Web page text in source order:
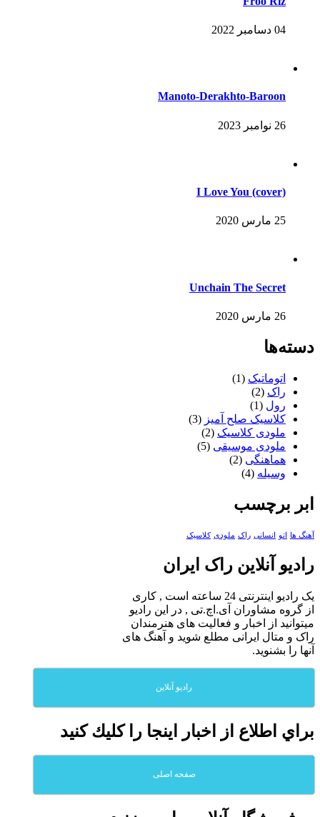
04 دسامبر 2022
Manoto-Derakhto-Baroon
26 نوامبر 2023
I Love You (cover)
25 مارس 2020
Unchain The Secret
26 مارس 2020
دسته‌ها
اتوماتیک (1)
راک (2)
رول (1)
کلاسیک صلح آمیز (3)
ملودی کلاسیک (2)
ملودی موسیقی (5)
هماهنگی (2)
وسیله (4)
ابر برچسب
آهنگ ها اتو انسانی راک ملودی کلاسیک
رادیو آنلاین راک ایران
یک رادیو اینترنتی 24 ساعته است , کاری
از گروه مشاوران آی.اچ.تی , در این رادیو
میتوانید از اخبار و فعالیت های هنرمندان
راک و متال ایرانی مطلع شوید و آهنگ های
آنها را بشنوید.
رادیو آنلاین
براي اطلاع از اخبار اينجا را كليك كنيد
صفحه اصلی